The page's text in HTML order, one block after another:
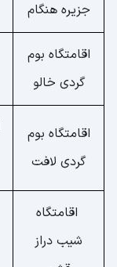
جزیره هنگام
اقامتگاه بوم
گردی خالو
اقامتگاه بوم
گردی لافت
اقامتگاه
شیب دراز